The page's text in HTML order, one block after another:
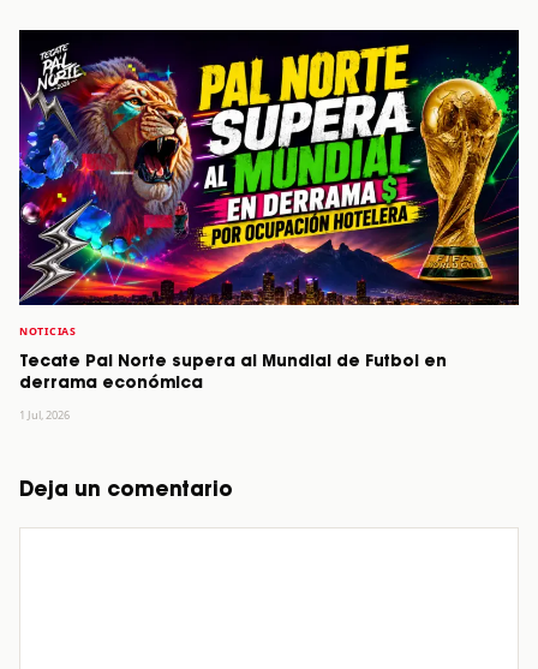
NOTICIAS
Tecate Pal Norte supera al Mundial de Futbol en
derrama económica
1 Jul, 2026
Deja un comentario
Comentario